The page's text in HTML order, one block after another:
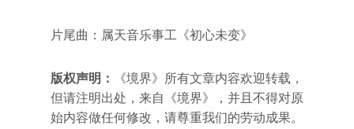
片尾曲：属天音乐事工《初心未变》
版权声明：
《境界》所有文章内容欢迎转载，
但请注明出处，来自《境界》，并且不得对原
始内容做任何修改，请尊重我们的劳动成果。